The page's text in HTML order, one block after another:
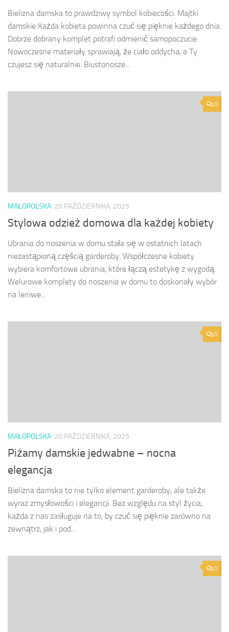
Bielizna damska to prawdziwy symbol kobiecości. Majtki
damskie Każda kobieta powinna czuć się pięknie każdego dnia.
Dobrze dobrany komplet potrafi odmienić samopoczucie.
Nowoczesne materiały sprawiają, że ciało oddycha, a Ty
czujesz się naturalnie. Biustonosze...
0
MAŁOPOLSKA 20 PAŹDZIERNIKA, 2025
Stylowa odzież domowa dla każdej kobiety
Ubrania do noszenia w domu stała się w ostatnich latach
niezastąpioną częścią garderoby. Współczesne kobiety
wybiera komfortowe ubrania, które łączą estetykę z wygodą.
Welurowe komplety do noszenia w domu to doskonały wybór
na leniwe...
0
MAŁOPOLSKA 20 PAŹDZIERNIKA, 2025
Piżamy damskie jedwabne – nocna
elegancja
Bielizna damska to nie tylko element garderoby, ale także
wyraz zmysłowości i elegancji. Bez względu na styl życia,
każda z nas zasługuje na to, by czuć się pięknie zarówno na
zewnątrz, jak i pod...
0